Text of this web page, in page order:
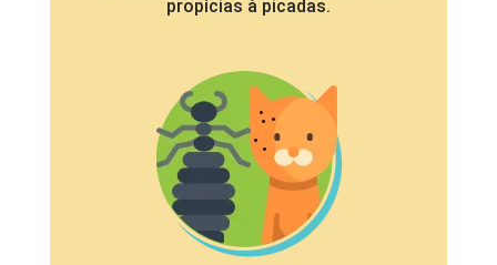
propícias à picadas.